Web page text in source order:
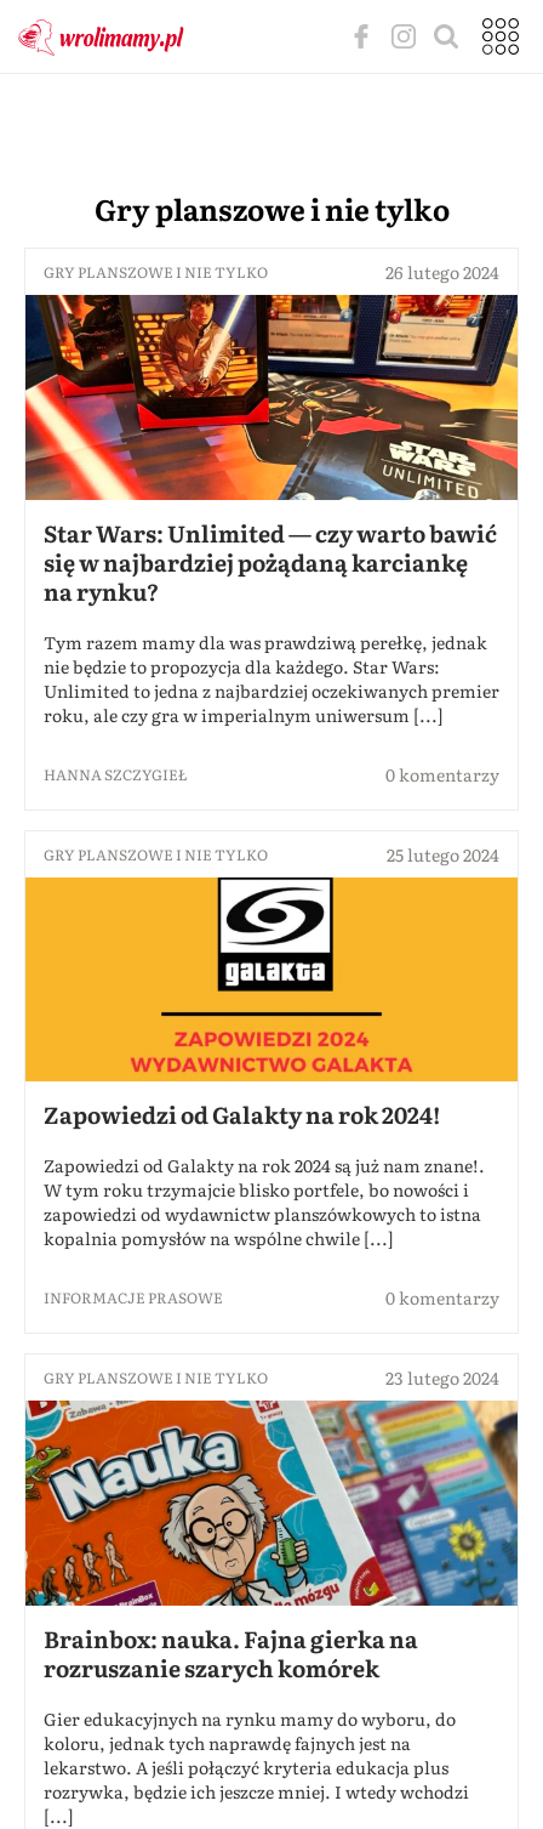
Gry planszowe i nie tylko
GRY PLANSZOWE I NIE TYLKO 26 lutego 2024
Star Wars: Unlimited — czy warto bawić
się w najbardziej pożądaną karciankę
na rynku?
Tym razem mamy dla was prawdziwą perełkę, jednak
nie będzie to propozycja dla każdego. Star Wars:
Unlimited to jedna z najbardziej oczekiwanych premier
roku, ale czy gra w imperialnym uniwersum [...]
HANNA SZCZYGIEŁ 0 komentarzy
GRY PLANSZOWE I NIE TYLKO 25 lutego 2024
Zapowiedzi od Galakty na rok 2024!
Zapowiedzi od Galakty na rok 2024 są już nam znane!.
W tym roku trzymajcie blisko portfele, bo nowości i
zapowiedzi od wydawnictw planszówkowych to istna
kopalnia pomysłów na wspólne chwile [...]
INFORMACJE PRASOWE 0 komentarzy
GRY PLANSZOWE I NIE TYLKO 23 lutego 2024
Brainbox: nauka. Fajna gierka na
rozruszanie szarych komórek
Gier edukacyjnych na rynku mamy do wyboru, do
koloru, jednak tych naprawdę fajnych jest na
lekarstwo. A jeśli połączyć kryteria edukacja plus
rozrywka, będzie ich jeszcze mniej. I wtedy wchodzi
[...]